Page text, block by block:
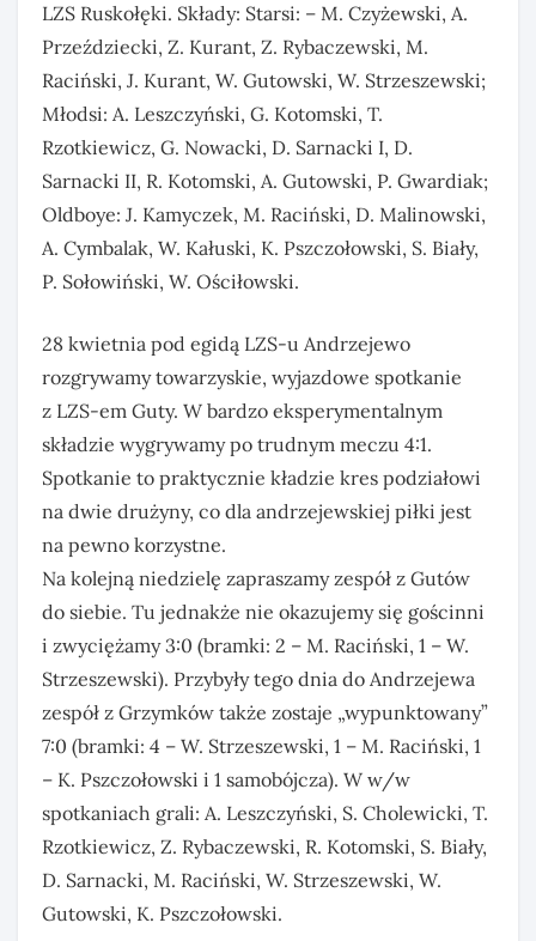
LZS Ruskołęki. Składy: Starsi: – M. Czyżewski, A.
Przeździecki, Z. Kurant, Z. Rybaczewski, M.
Raciński, J. Kurant, W. Gutowski, W. Strzeszewski;
Młodsi: A. Leszczyński, G. Kotomski, T.
Rzotkiewicz, G. Nowacki, D. Sarnacki I, D.
Sarnacki II, R. Kotomski, A. Gutowski, P. Gwardiak;
Oldboye: J. Kamyczek, M. Raciński, D. Malinowski,
A. Cymbalak, W. Kałuski, K. Pszczołowski, S. Biały,
P. Sołowiński, W. Ościłowski.
28 kwietnia pod egidą LZS-u Andrzejewo
rozgrywamy towarzyskie, wyjazdowe spotkanie
z LZS-em Guty. W bardzo eksperymentalnym
składzie wygrywamy po trudnym meczu 4:1.
Spotkanie to praktycznie kładzie kres podziałowi
na dwie drużyny, co dla andrzejewskiej piłki jest
na pewno korzystne.
Na kolejną niedzielę zapraszamy zespół z Gutów
do siebie. Tu jednakże nie okazujemy się gościnni
i zwyciężamy 3:0 (bramki: 2 – M. Raciński, 1 – W.
Strzeszewski). Przybyły tego dnia do Andrzejewa
zespół z Grzymków także zostaje „wypunktowany”
7:0 (bramki: 4 – W. Strzeszewski, 1 – M. Raciński, 1
– K. Pszczołowski i 1 samobójcza). W w/w
spotkaniach grali: A. Leszczyński, S. Cholewicki, T.
Rzotkiewicz, Z. Rybaczewski, R. Kotomski, S. Biały,
D. Sarnacki, M. Raciński, W. Strzeszewski, W.
Gutowski, K. Pszczołowski.